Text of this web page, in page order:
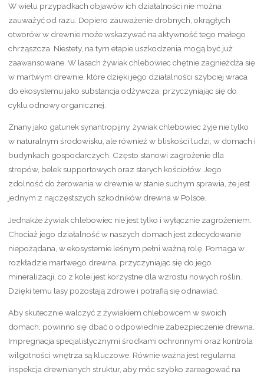
W wielu przypadkach objawów ich działalności nie można
zauważyć od razu. Dopiero zauważenie drobnych, okrągłych
otworów w drewnie może wskazywać na aktywność tego małego
chrząszcza. Niestety, na tym etapie uszkodzenia mogą być już
zaawansowane. W lasach żywiak chlebowiec chętnie zagnieżdża się
w martwym drewnie, które dzięki jego działalności szybciej wraca
do ekosystemu jako substancja odżywcza, przyczyniając się do
cyklu odnowy organicznej.
Znany jako gatunek synantropijny, żywiak chlebowiec żyje nie tylko
w naturalnym środowisku, ale również w bliskości ludzi, w domach i
budynkach gospodarczych. Często stanowi zagrożenie dla
stropów, belek supportowych oraz starych kościołów. Jego
zdolność do żerowania w drewnie w stanie suchym sprawia, że jest
jednym z najczęstszych szkodników drewna w Polsce.
Jednakże żywiak chlebowiec nie jest tylko i wyłącznie zagrożeniem.
Chociaż jego działalność w naszych domach jest zdecydowanie
niepożądana, w ekosystemie leśnym pełni ważną rolę. Pomaga w
rozkładzie martwego drewna, przyczyniając się do jego
mineralizacji, co z kolei jest korzystne dla wzrostu nowych roślin.
Dzięki temu lasy pozostają zdrowe i potrafią się odnawiać.
Aby skutecznie walczyć z żywiakiem chlebowcem w swoich
domach, powinno się dbać o odpowiednie zabezpieczenie drewna.
Impregnacja specjalistycznymi środkami ochronnymi oraz kontrola
wilgotności wnętrza są kluczowe. Równie ważna jest regularna
inspekcja drewnianych struktur, aby móc szybko zareagować na